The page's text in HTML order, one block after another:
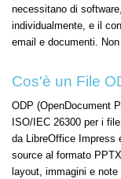
necessitano di
individualmente, e il
email e documenti.
Cos'è un File
ODP (OpenDocument
ISO/IEC 26300 per i
da LibreOffice Impress
source al formato
layout, immagini e